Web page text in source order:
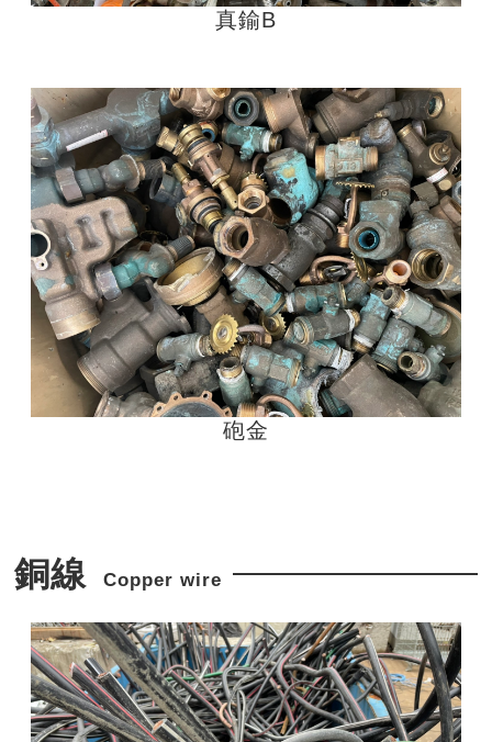
真鍮B
砲金
銅線 Copper wire